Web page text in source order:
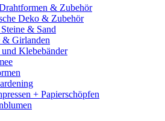
& Zubehör
Deko & Zubehör
& Sand
& Girlanden
Klebebänder
+ Papierschöpfen